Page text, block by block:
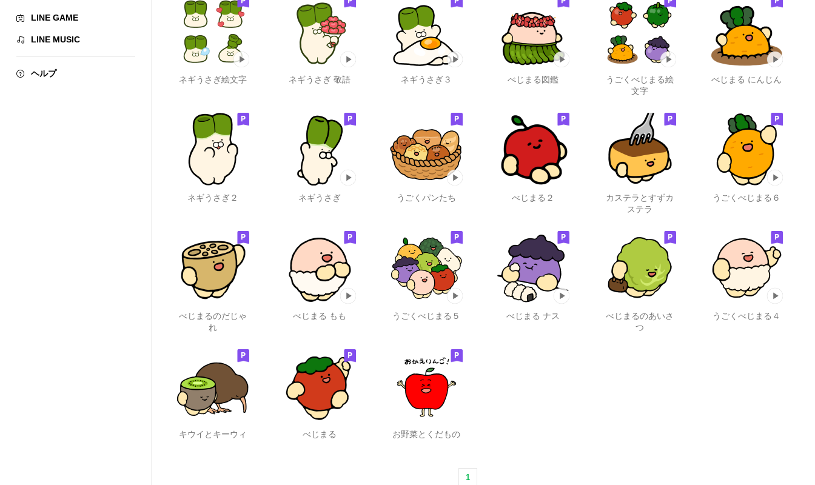
LINE GAME
LINE MUSIC
ヘルプ
ネギうさぎ絵文字 ネギうさぎ 敬語 ネギうさぎ３ べじまる図鑑
うごくべじまる絵
文字
べじまる にんじん
ネギうさぎ２ ネギうさぎ うごくパンたち べじまる２
カステラとすずカ
ステラ
うごくべじまる６
べじまるのだじゃ
れ
べじまる もも うごくべじまる５ べじまる ナス
べじまるのあいさ
つ
うごくべじまる４
キウイとキーウィ べじまる お野菜とくだもの
1